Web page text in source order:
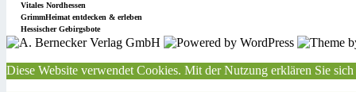
Vitales Nordhessen
GrimmHeimat entdecken & erleben
Hessischer Gebirgsbote
Diese Website verwendet Cookies. Mit der Nutzung erklären Sie